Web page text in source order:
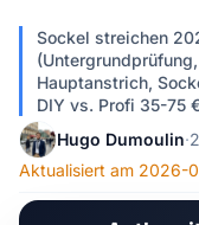
Sockel streichen
Hauptanstrich,
DIY vs. Profi 35-75
Hugo Dumoulin·
Aktualisiert am 2026-